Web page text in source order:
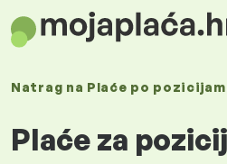
Natrag na Plaće po
Plaće za